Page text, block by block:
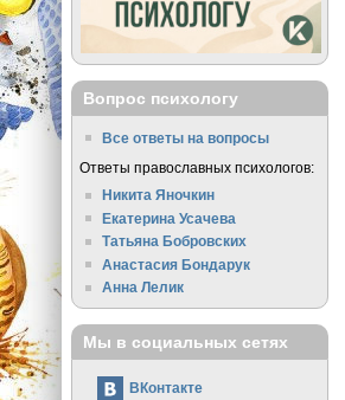
Вопрос психологу
Все ответы на вопросы
Ответы православных психологов:
Никита Яночкин
Екатерина Усачева
Татьяна Бобровских
Анастасия Бондарук
Анна Лелик
Мы в социальных сетях
ВКонтакте